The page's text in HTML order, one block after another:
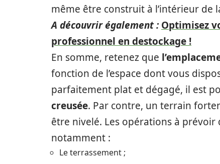
même être construit à l’intérieur de
A découvrir également : Optimisez
professionnel en destockage !
En somme, retenez que
fonction de l’espace dont vous
parfaitement plat et dégagé, il est
creusée. Par contre, un terrain
être nivelé. Les opérations à
notamment :
Le terrassement ;